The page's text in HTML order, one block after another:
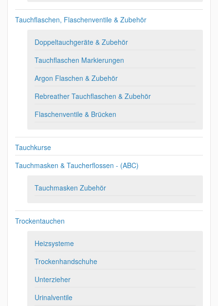
Tauchflaschen, Flaschenventile & Zubehör
Doppeltauchgeräte & Zubehör
Tauchflaschen Markierungen
Argon Flaschen & Zubehör
Rebreather Tauchflaschen & Zubehör
Flaschenventile & Brücken
Tauchkurse
Tauchmasken & Taucherflossen - (ABC)
Tauchmasken Zubehör
Trockentauchen
Heizsysteme
Trockenhandschuhe
Unterzieher
Urinalventile